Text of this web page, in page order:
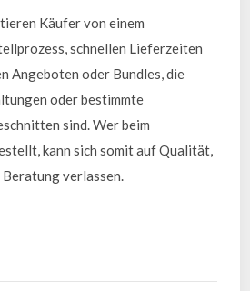
Käufer von einem
schnellen Lieferzeiten
Angeboten oder Bundles, die
oder bestimmte
sind. Wer beim
kann sich somit auf Qualität,
verlassen.